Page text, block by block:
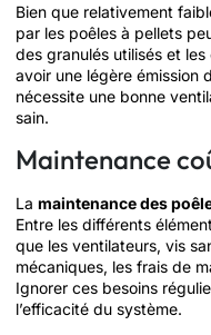
Bien que relativement
par les poêles à pellets
des granulés utilisés et
avoir une légère émission
nécessite une bonne
sain.
Maintenance
La maintenance des
Entre les différents
que les ventilateurs, vis
mécaniques, les frais de
Ignorer ces besoins
l’efficacité du système.